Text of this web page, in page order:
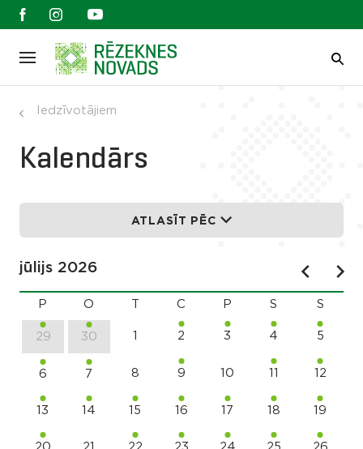
Iedzīvotājiem
Kalendārs
ATLASĪT PĒC
jūlijs 2026
P O C P S S
29 30 1 2 3 4 5
6 7 8 9 10 11 12
13 14 15 16 17 18 19
20 21 22 23 24 25 26